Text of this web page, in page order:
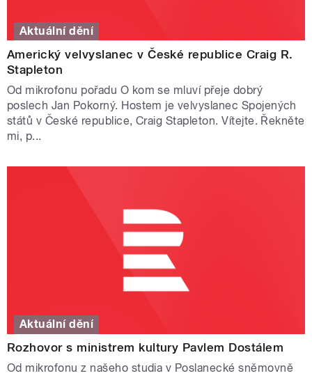
Aktuální dění
Americký velvyslanec v České republice Craig R.
Stapleton
Od mikrofonu pořadu O kom se mluví přeje dobrý
poslech Jan Pokorný. Hostem je velvyslanec Spojených
států v České republice, Craig Stapleton. Vítejte. Řekněte
mi, p...
Aktuální dění
Rozhovor s ministrem kultury Pavlem Dostálem
Od mikrofonu z našeho studia v Poslanecké sněmovně